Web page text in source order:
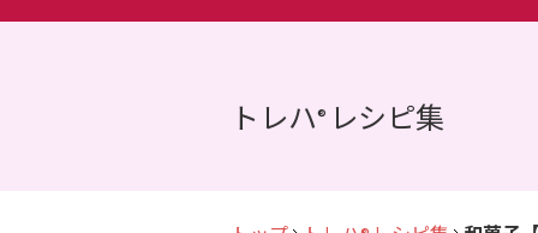
トレハ® レシピ集